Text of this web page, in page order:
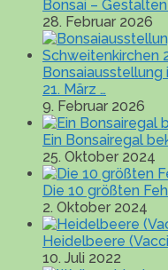
Bonsai –
28. Februar 2026
21. März …
9. Februar 2026
Ein Bonsairegal
25. Oktober 2024
Die 10 größten
2. Oktober 2024
Heidelbeere
10. Juli 2022